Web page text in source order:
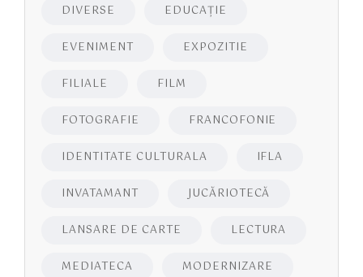
DIVERSE EDUCAŢIE
EVENIMENT EXPOZITIE
FILIALE FILM
FOTOGRAFIE FRANCOFONIE
IDENTITATE CULTURALA IFLA
INVATAMANT JUCĂRIOTECĂ
LANSARE DE CARTE LECTURA
MEDIATECA MODERNIZARE